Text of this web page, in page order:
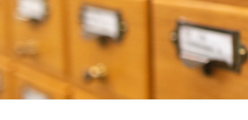
2XX - Titill, útgáfa, útgefandi
3XX - Umfang og form
4XX - Ritraðir
5XX - Athugasemd
6XX - Efnisorð
7XX - Leit: ábyrgð, titill, tengsl